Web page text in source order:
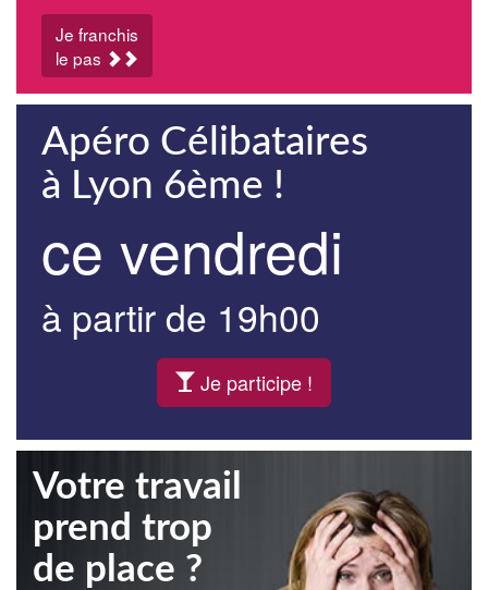
Je franchis
le pas
Apéro Célibataires
à Lyon 6ème !
ce vendredi
à partir de 19h00
Je participe !
Votre travail
prend trop
de place ?